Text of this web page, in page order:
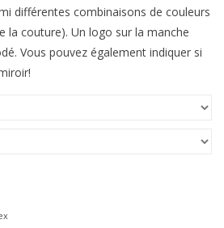
différentes combinaisons de couleurs
la couture). Un logo sur la manche
Vous pouvez également indiquer si